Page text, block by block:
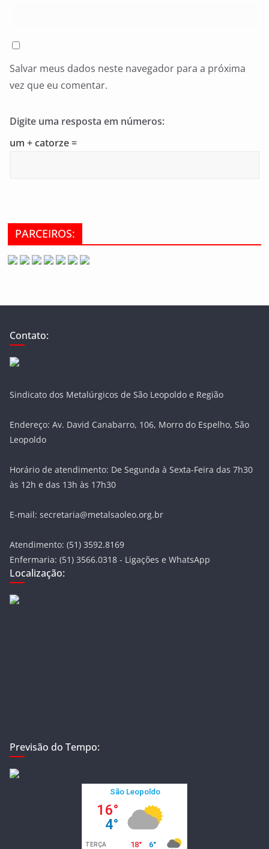
Salvar meus dados neste navegador para a próxima
vez que eu comentar.
Digite uma resposta em números:
um + catorze =
PARCEIROS:
Contato:
Sindicato dos Metalúrgicos de São Leopoldo e Região
Endereço: Av. David Canabarro, 106, Morro do Espelho, São
Leopoldo
Horário de atendimento: De Segunda à Sexta-Feira das 7h30
às 12h e das 13h às 17h30
E-mail: secretaria@metalsaoleo.org.br
Atendimento: (51) 3592.8169
Enfermaria: (51) 3566.0318 - Ligações e WhatsApp
Localização:
Previsão do Tempo: